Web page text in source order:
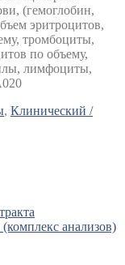
(гемоглобин,
эритроцитов,
тромбоциты,
по объему,
лимфоциты,
, Клинический /
анализов)